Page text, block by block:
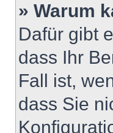
» Warum
Dafür gibt
dass Ihr
Fall ist,
dass Sie